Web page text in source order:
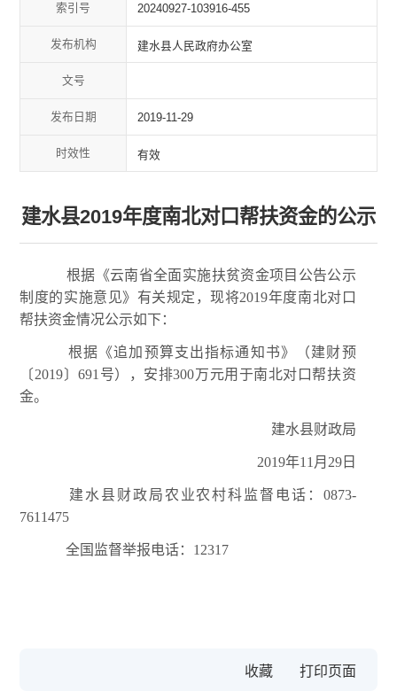
索引号 20240927-103916-455
发布机构 建水县人民政府办公室
文号
发布日期 2019-11-29
时效性 有效
建水县2019年度南北对口帮扶资金的公示
根据《云南省全面实施扶贫资金项目公告公示
制度的实施意见》有关规定，现将2019年度南北对口
帮扶资金情况公示如下：
根据《追加预算支出指标通知书》（建财预
〔2019〕691号），安排300万元用于南北对口帮扶资
金。
建水县财政局
2019年11月29日
建水县财政局农业农村科监督电话：0873-
7611475
全国监督举报电话：12317
收藏